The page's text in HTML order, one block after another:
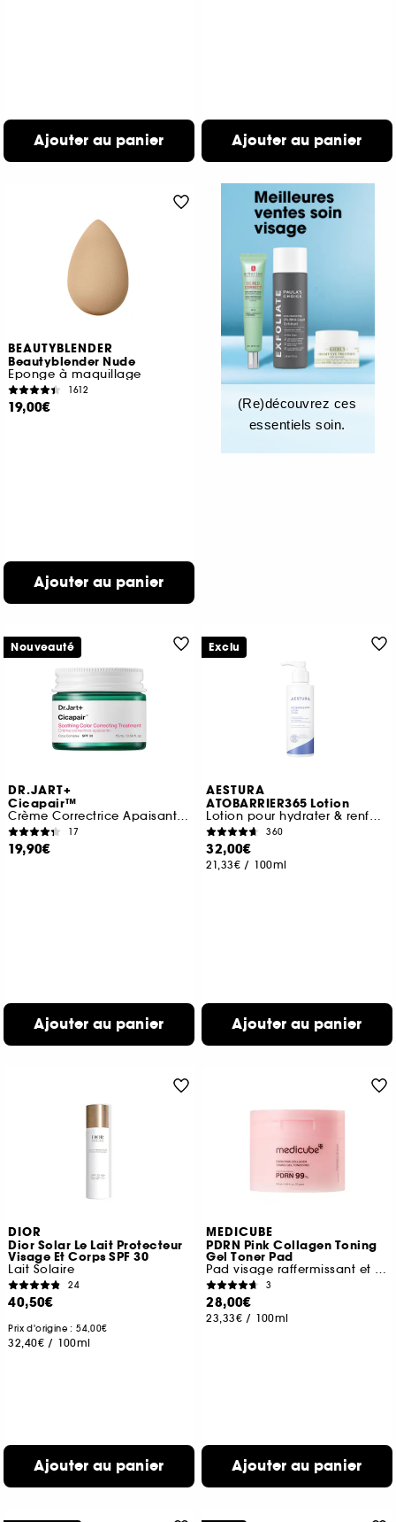
Ajouter au panier Ajouter au panier
BEAUTYBLENDER
Beautyblender Nude
Eponge à maquillage
1612
19,00€
Ajouter au panier
(Re)découvrez ces
essentiels soin.
DR.JART+
Cicapair™
Crème Correctrice Apaisante SPF 30
17
19,90€
Ajouter au panier
Nouveauté
AESTURA
ATOBARRIER365 Lotion
Lotion pour hydrater & renforcer la barrière cutanée
360
32,00€
21,33€ / 100ml
Ajouter au panier
Exclu
DIOR
Dior Solar Le Lait Protecteur
Visage Et Corps SPF 30
Lait Solaire
24
40,50€
Prix d'origine : 54,00€
32,40€ / 100ml
Ajouter au panier
MEDICUBE
PDRN Pink Collagen Toning
Gel Toner Pad
Pad visage raffermissant et éclat
3
28,00€
23,33€ / 100ml
Ajouter au panier